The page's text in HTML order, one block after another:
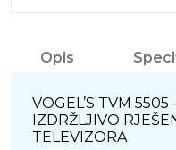
Opis
VOGEL’S TVM 5505
IZDRŽLJIVO
TELEVIZORA